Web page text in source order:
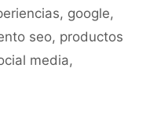
, google,
seo, productos
media,